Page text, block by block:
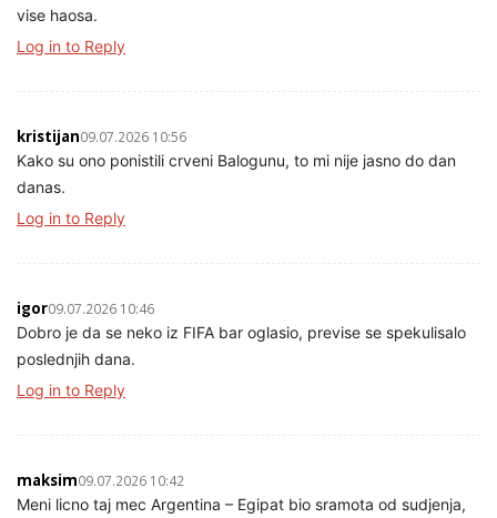
vise haosa.
Log in to Reply
kristijan09.07.2026 10:56
Kako su ono ponistili crveni Balogunu, to mi nije jasno do dan
danas.
Log in to Reply
igor09.07.2026 10:46
Dobro je da se neko iz FIFA bar oglasio, previse se spekulisalo
poslednjih dana.
Log in to Reply
maksim09.07.2026 10:42
Meni licno taj mec Argentina – Egipat bio sramota od sudjenja,